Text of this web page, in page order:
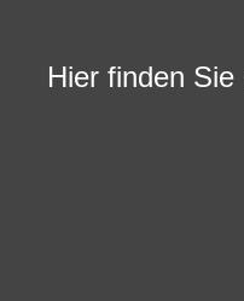
Hier finden Sie